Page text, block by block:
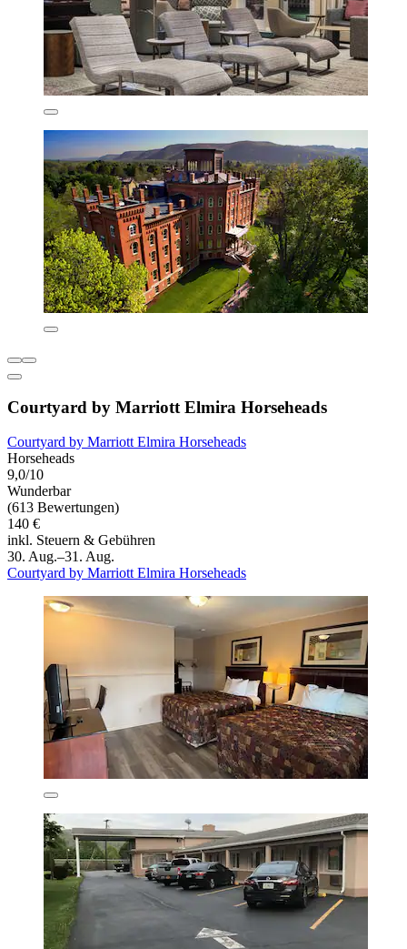
Courtyard by Marriott Elmira Horseheads
Courtyard by Marriott Elmira Horseheads
Horseheads
9,0/10
Wunderbar
(613 Bewertungen)
140 €
inkl. Steuern & Gebühren
30. Aug.–31. Aug.
Courtyard by Marriott Elmira Horseheads